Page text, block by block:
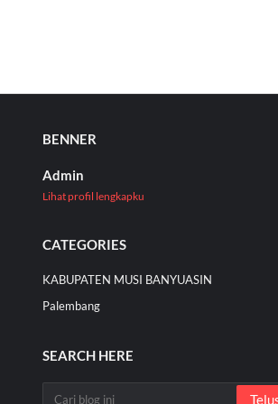
BENNER
Admin
Lihat profil lengkapku
CATEGORIES
KABUPATEN MUSI BANYUASIN
Palembang
SEARCH HERE